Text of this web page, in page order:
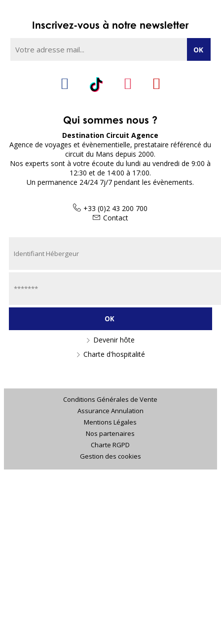
Qui sommes nous ?
Destination Circuit Agence
Agence de voyages et évènementielle, prestataire référencé du
circuit du Mans depuis 2000.
Nos experts sont à votre écoute du lundi au vendredi de 9:00 à
12:30 et de 14:00 à 17:00.
Un permanence 24/24 7j/7 pendant les évènements.
+33 (0)2 43 200 700
Contact
Inscrivez-vous à notre newsletter
Devenir hôte
Charte d'hospitalité
Conditions Générales de Vente
Assurance Annulation
Mentions Légales
Nos partenaires
Charte RGPD
Gestion des cookies